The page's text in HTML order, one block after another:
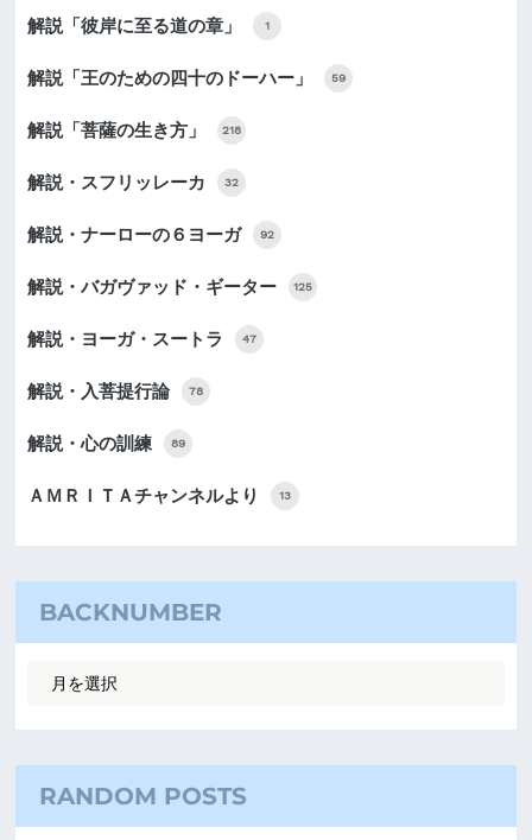
解説「彼岸に至る道の章」 1
解説「王のための四十のドーハー」 59
解説「菩薩の生き方」 218
解説・スフリッレーカ 32
解説・ナーローの６ヨーガ 92
解説・バガヴァッド・ギーター 125
解説・ヨーガ・スートラ 47
解説・入菩提行論 78
解説・心の訓練 89
ＡＭＲＩＴＡチャンネルより 13
BACKNUMBER
RANDOM POSTS